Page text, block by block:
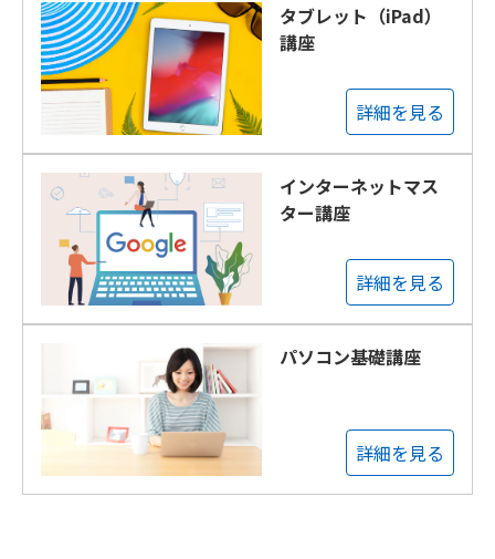
タブレット（iPad）
講座
詳細を見る
インターネットマス
ター講座
詳細を見る
パソコン基礎講座
詳細を見る